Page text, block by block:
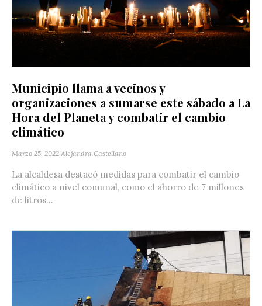
Municipio llama a vecinos y
organizaciones a sumarse este sábado a La
Hora del Planeta y combatir el cambio
climático
Marzo 25, 2022 Alejandra Castellano
La alcaldesa destacó medidas para combatir el cambio
climático a nivel comunal, como el ahorro de 7 millones
de litros...